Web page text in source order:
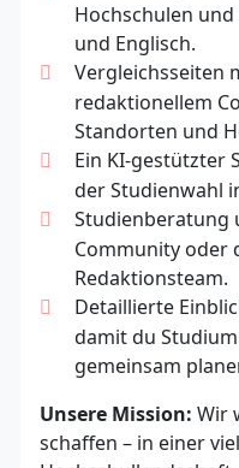
Hochschulen
und Englisch.
Vergleichsseiten
redaktionellem
Standorten und
Ein KI-gestützter
der Studienwahl
Studienberatung
Community oder
Redaktionsteam.
Detaillierte
damit du
gemeinsam
Unsere Mission: Wir
schaffen – in einer